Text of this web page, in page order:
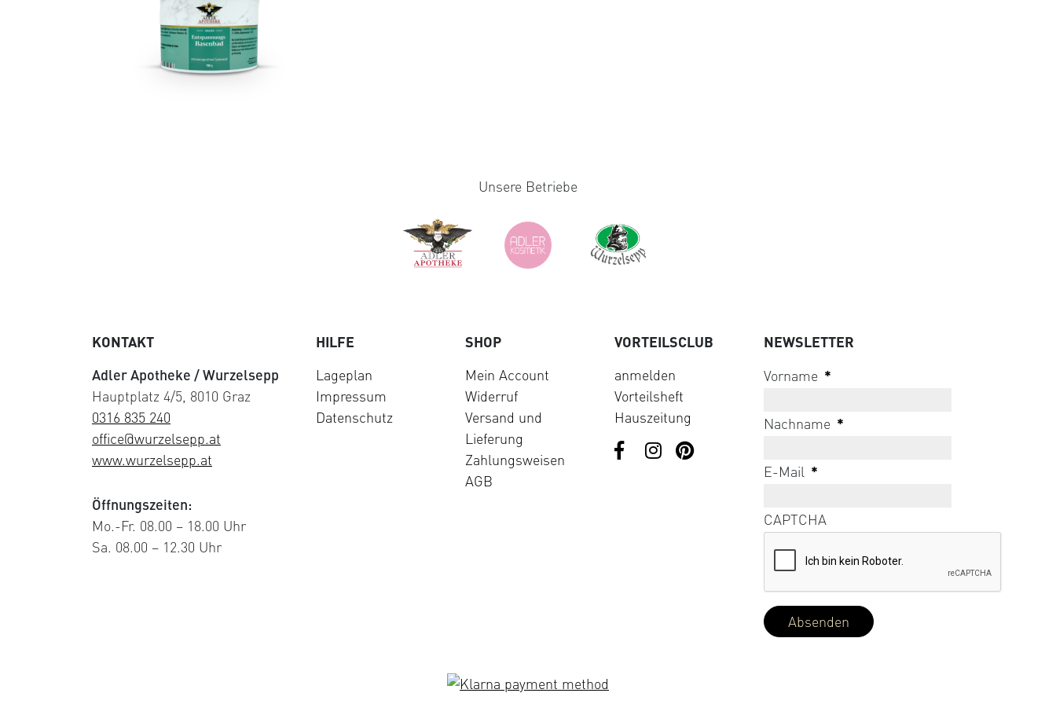
Unsere Betriebe
KONTAKT
Adler Apotheke / Wurzelsepp
Hauptplatz 4/5, 8010 Graz
0316 835 240
office@wurzelsepp.at
www.wurzelsepp.at
Öffnungszeiten:
Mo.-Fr. 08.00 – 18.00 Uhr
Sa. 08.00 – 12.30 Uhr
HILFE
Lageplan
Impressum
Datenschutz
SHOP
Mein Account
Widerruf
Versand und
Lieferung
Zahlungsweisen
AGB
VORTEILSCLUB
anmelden
Vorteilsheft
Hauszeitung
NEWSLETTER
Vorname *
Nachname *
E-Mail *
CAPTCHA